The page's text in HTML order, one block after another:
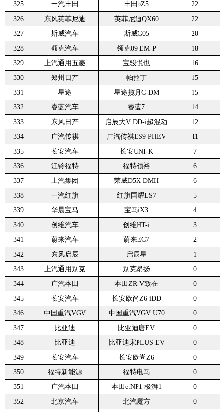
325
一汽丰田 丰田bZ5
22
326
东风英菲尼迪 英菲尼迪QX60
22
327
斯威汽车 斯威G05
20
328
领克汽车 领克09 EM-P
18
329
上汽通用五菱 宝骏悦也
16
330
郑州日产 帕拉丁
15
331
星途 星途揽月C-DM
15
332
睿蓝汽车 睿蓝7
14
333
东风日产 启辰大V DD-i超混动
12
334
广汽传祺 广汽传祺ES9 PHEV
11
335
长安汽车 长安UNI-K
7
336
江铃福特 福特领裕
6
337
上汽集团 荣威D5X DMH
6
338
一汽红旗 红旗国耀LS7
5
339
华晨宝马 宝马iX3
4
340
创维汽车 创维HT-i
3
341
蔚来汽车 蔚来EC7
2
342
东风启辰 启辰星
1
343
上汽通用别克 别克昂扬
0
344
广汽本田 本田ZR-V致在
0
345
长安汽车 长安欧尚Z6 iDD
0
346
中国重汽VGV 中国重汽VGV U70
0
347
比亚迪 比亚迪唐EV
0
348
比亚迪 比亚迪宋PLUS EV
0
349
长安汽车 长安欧尚Z6
0
350
福特新能源 福特电马
0
351
广汽本田 本田e:NP1 极湃1
0
352
北京汽车 北汽魔方
0